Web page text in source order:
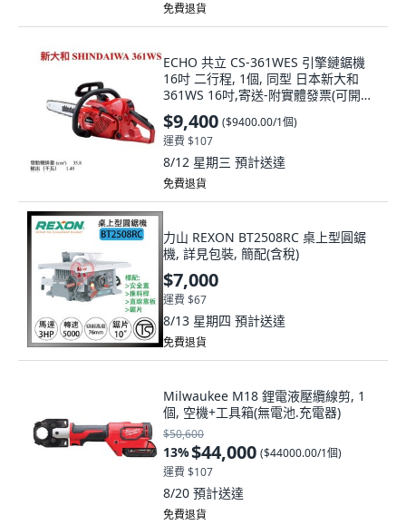
免費退貨
ECHO 共立 CS-361WES 引擎鏈鋸機
16吋 二行程, 1個, 同型 日本新大和
361WS 16吋,寄送-附實體發票(可開統
編)
$9,400 ($9400.00/1個)
運費 $107
8/12 星期三 預計送達
免費退貨
力山 REXON BT2508RC 桌上型圓鋸
機, 詳見包裝, 簡配(含稅)
$7,000
運費 $67
8/13 星期四 預計送達
免費退貨
Milwaukee M18 鋰電液壓纜線剪, 1
個, 空機+工具箱(無電池.充電器)
$50,600
13%$44,000 ($44000.00/1個)
運費 $107
8/20 預計送達
免費退貨